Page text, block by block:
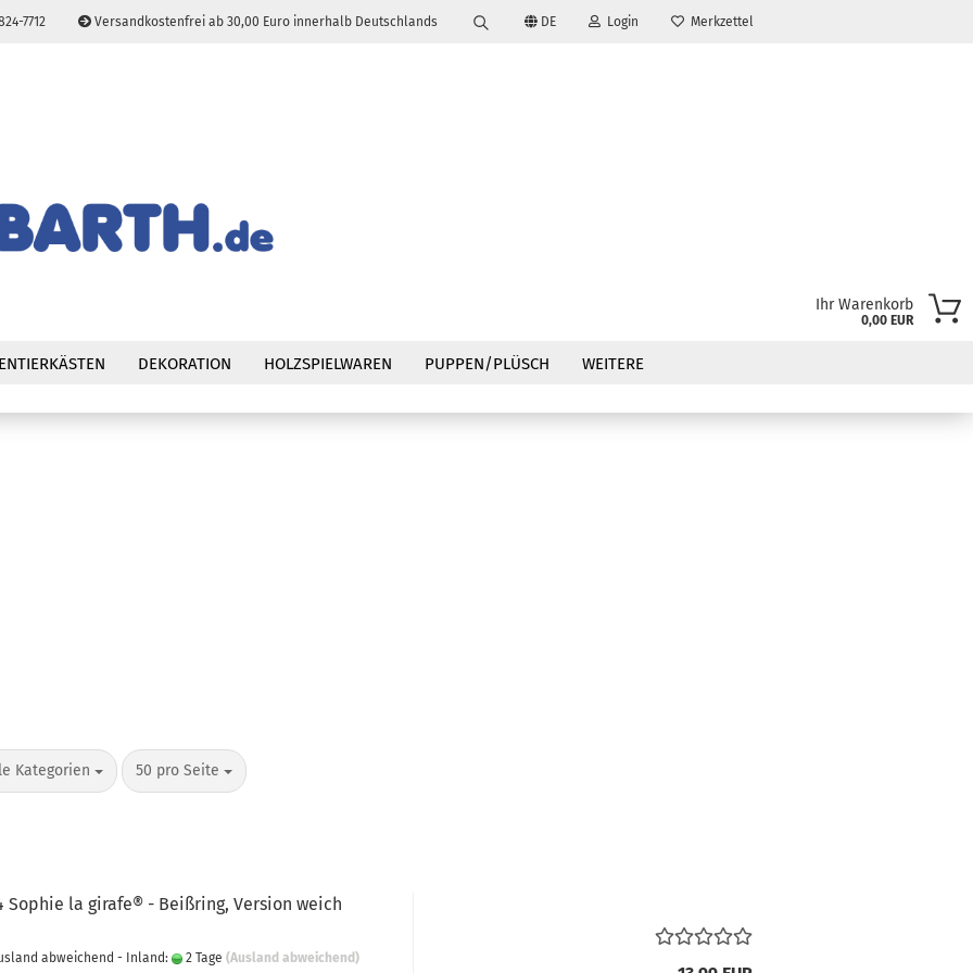
7712 Versandkostenfrei ab 30,00 Euro innerhalb Deutschlands DE Login
Passwort vergessen?
Merkzettel
Ihr Warenkorb
0,00 EUR
DEKORATION HOLZSPIELWAREN PUPPEN/PLÜSCH WEITERE
Kategorien
Seite 50 pro Seite
pro Seite
Sophie la girafe® - Beißring, Version weich
abweichend - Inland: 2 Tage (Ausland abweichend)